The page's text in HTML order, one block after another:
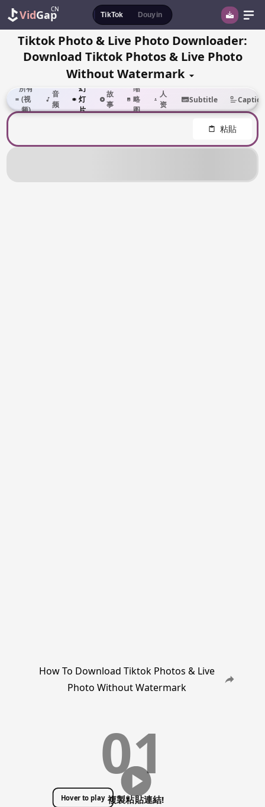
TikTok Douyin
VidGap
CN
Tiktok Photo & Live Photo Downloader:
Download Tiktok Photos & Live Photo
Without Watermark
所有
(视
频)
音
频
幻
灯
片
故
事
缩
略
图
人
资
料
Subtitle
粘貼
How To Download Tiktok Photos & Live
Photo Without Watermark
01
Hover to play 複製粘貼連結!